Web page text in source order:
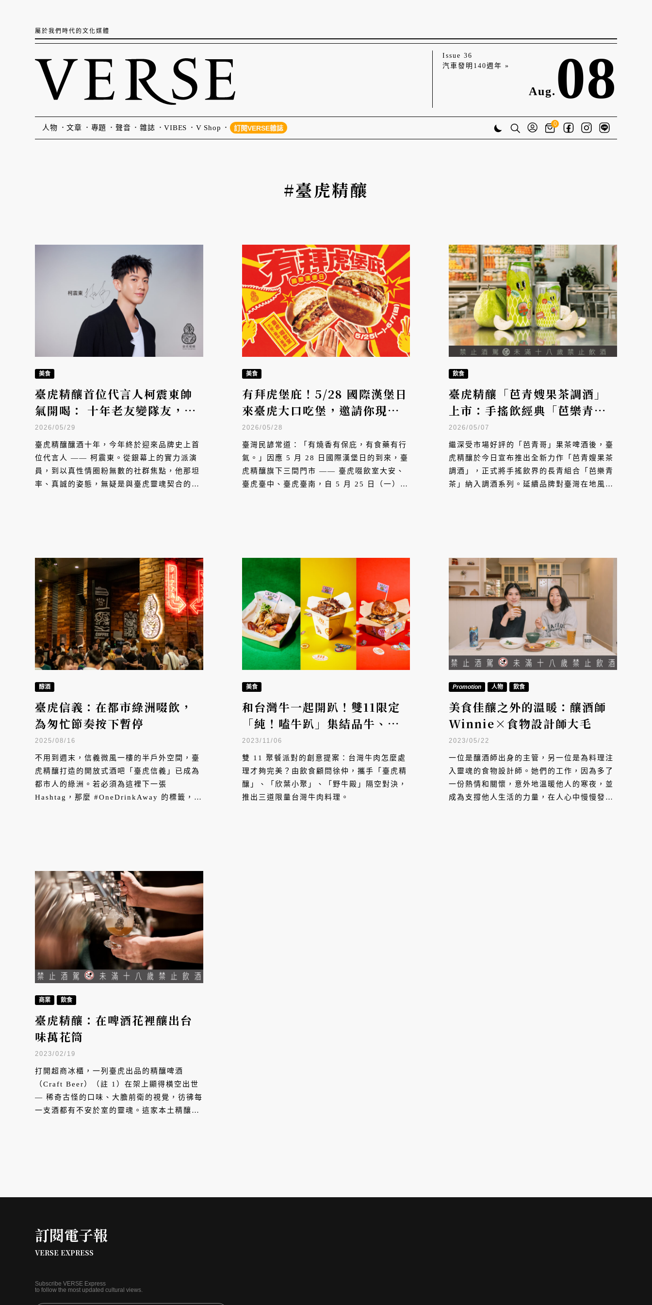
屬於我們時代的文化媒體
Issue 36
汽車發明140週年 »
Aug. 08
人物 文章 專題 聲音 雜誌 VIBES V Shop 訂閱VERSE雜誌
0
#臺虎精釀
美食
臺虎精釀首位代言人柯震東帥
氣開喝： 十年老友變隊友，最
合拍的靈魂終於連線！
2026/05/29
臺虎精釀釀酒十年，今年終於迎來品牌史上首
位代言人 —— 柯震東。從銀幕上的實力派演
員，到以真性情圈粉無數的社群焦點，他那坦
率、真誠的姿態，無疑是與臺虎靈魂契合的不
靈魂。這次強強聯手，不僅在靈魂上產生深度
共鳴，更預告未來將展開一連串精彩的跨界合
作。
美食
有拜虎堡庇！5/28 國際漢堡日
來臺虎大口吃堡，邀請你現場
擲筊贏免費漢堡
2026/05/28
臺灣民諺常道：「有燒香有保庇，有食藥有行
氣。」因應 5 月 28 日國際漢堡日的到來，臺
虎精釀旗下三間門市 —— 臺虎啜飲室大安、
臺虎臺中、臺虎臺南，自 5 月 25 日（一）至
飲食
臺虎精釀「芭青嫂果茶調酒」
上市：手搖飲經典「芭樂青
茶」成三分糖微醺罐裝！全
家、家樂福同步開賣
2026/05/07
繼深受市場好評的「芭青哥」果茶啤酒後，臺
虎精釀於今日宣布推出全新力作「芭青嫂果茶
調酒」，正式將手搖飲界的長青組合「芭樂青
茶」納入調酒系列。延續品牌對臺灣在地風味
醇酒
臺虎信義：在都市綠洲啜飲，
為匆忙節奏按下暫停
2025/08/16
不用到週末，信義微風一樓的半戶外空間，臺
虎精釀打造的開放式酒吧「臺虎信義」已成為
都市人的綠洲。若必須為這裡下一張
Hashtag，那麼 #OneDrinkAway 的標籤，恰
美食
和台灣牛一起開趴！雙11限定
「純！嗑牛趴」集結品牛、論
壇、市集一次吃懂台牛
2023/11/06
雙 11 聚餐派對的創意提案：台灣牛肉怎麼處
理才夠完美？由飲食顧問徐仲，攜手「臺虎精
釀」、「欣葉小聚」、「野牛殿」隔空對決，
推出三道限量台灣牛肉料理。
Promotion 人物 飲食
美食佳釀之外的溫暖：釀酒師
Winnie×食物設計師大毛
2023/05/22
一位是釀酒師出身的主管，另一位是為料理注
入靈魂的食物設計師。她們的工作，因為多了
一份熱情和關懷，意外地溫暖他人的寒夜，並
成為支撐他人生活的力量，在人心中慢慢發
商業 飲食
臺虎精釀：在啤酒花裡釀出台
味萬花筒
2023/02/19
打開超商冰櫃，一列臺虎出品的精釀啤酒
（Craft Beer）（註 1）在架上顯得橫空出世
— 稀奇古怪的口味、大膽前衛的視覺，彷彿每
一支酒都有不安於室的靈魂。這家本土精釀酒
訂閱電子報
VERSE EXPRESS
Subscribe VERSE Express
to follow the most updated cultural views.